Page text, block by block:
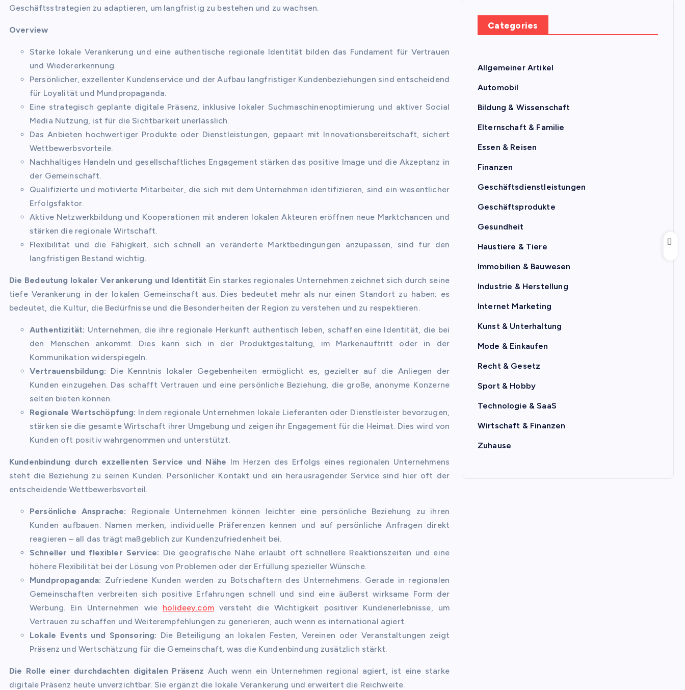
Geschäftsstrategien zu adaptieren, um langfristig zu bestehen und zu wachsen.
Overview
Starke lokale Verankerung und eine authentische regionale Identität bilden das Fundament für Vertrauen
und Wiedererkennung.
Persönlicher, exzellenter Kundenservice und der Aufbau langfristiger Kundenbeziehungen sind entscheidend
für Loyalität und Mundpropaganda.
Eine strategisch geplante digitale Präsenz, inklusive lokaler Suchmaschinenoptimierung und aktiver Social
Media Nutzung, ist für die Sichtbarkeit unerlässlich.
Das Anbieten hochwertiger Produkte oder Dienstleistungen, gepaart mit Innovationsbereitschaft, sichert
Wettbewerbsvorteile.
Nachhaltiges Handeln und gesellschaftliches Engagement stärken das positive Image und die Akzeptanz in
der Gemeinschaft.
Qualifizierte und motivierte Mitarbeiter, die sich mit dem Unternehmen identifizieren, sind ein wesentlicher
Erfolgsfaktor.
Aktive Netzwerkbildung und Kooperationen mit anderen lokalen Akteuren eröffnen neue Marktchancen und
stärken die regionale Wirtschaft.
Flexibilität und die Fähigkeit, sich schnell an veränderte Marktbedingungen anzupassen, sind für den
langfristigen Bestand wichtig.
Die Bedeutung lokaler Verankerung und Identität Ein starkes regionales Unternehmen zeichnet sich durch seine
tiefe Verankerung in der lokalen Gemeinschaft aus. Dies bedeutet mehr als nur einen Standort zu haben; es
bedeutet, die Kultur, die Bedürfnisse und die Besonderheiten der Region zu verstehen und zu respektieren.
Authentizität: Unternehmen, die ihre regionale Herkunft authentisch leben, schaffen eine Identität, die bei
den Menschen ankommt. Dies kann sich in der Produktgestaltung, im Markenauftritt oder in der
Kommunikation widerspiegeln.
Vertrauensbildung: Die Kenntnis lokaler Gegebenheiten ermöglicht es, gezielter auf die Anliegen der
Kunden einzugehen. Das schafft Vertrauen und eine persönliche Beziehung, die große, anonyme Konzerne
selten bieten können.
Regionale Wertschöpfung: Indem regionale Unternehmen lokale Lieferanten oder Dienstleister bevorzugen,
stärken sie die gesamte Wirtschaft ihrer Umgebung und zeigen ihr Engagement für die Heimat. Dies wird von
Kunden oft positiv wahrgenommen und unterstützt.
Kundenbindung durch exzellenten Service und Nähe Im Herzen des Erfolgs eines regionalen Unternehmens
steht die Beziehung zu seinen Kunden. Persönlicher Kontakt und ein herausragender Service sind hier oft der
entscheidende Wettbewerbsvorteil.
Persönliche Ansprache: Regionale Unternehmen können leichter eine persönliche Beziehung zu ihren
Kunden aufbauen. Namen merken, individuelle Präferenzen kennen und auf persönliche Anfragen direkt
reagieren – all das trägt maßgeblich zur Kundenzufriedenheit bei.
Schneller und flexibler Service: Die geografische Nähe erlaubt oft schnellere Reaktionszeiten und eine
höhere Flexibilität bei der Lösung von Problemen oder der Erfüllung spezieller Wünsche.
Mundpropaganda: Zufriedene Kunden werden zu Botschaftern des Unternehmens. Gerade in regionalen
Gemeinschaften verbreiten sich positive Erfahrungen schnell und sind eine äußerst wirksame Form der
Werbung. Ein Unternehmen wie holideey.comversteht die Wichtigkeit positiver Kundenerlebnisse, um
Vertrauen zu schaffen und Weiterempfehlungen zu generieren, auch wenn es international agiert.
Lokale Events und Sponsoring: Die Beteiligung an lokalen Festen, Vereinen oder Veranstaltungen zeigt
Präsenz und Wertschätzung für die Gemeinschaft, was die Kundenbindung zusätzlich stärkt.
Die Rolle einer durchdachten digitalen Präsenz Auch wenn ein Unternehmen regional agiert, ist eine starke
digitale Präsenz heute unverzichtbar. Sie ergänzt die lokale Verankerung und erweitert die Reichweite.
Categories
Allgemeiner Artikel
Automobil
Bildung & Wissenschaft
Elternschaft & Familie
Essen & Reisen
Finanzen
Geschäftsdienstleistungen
Geschäftsprodukte
Gesundheit
Haustiere & Tiere
Immobilien & Bauwesen
Industrie & Herstellung
Internet Marketing
Kunst & Unterhaltung
Mode & Einkaufen
Recht & Gesetz
Sport & Hobby
Technologie & SaaS
Wirtschaft & Finanzen
Zuhause